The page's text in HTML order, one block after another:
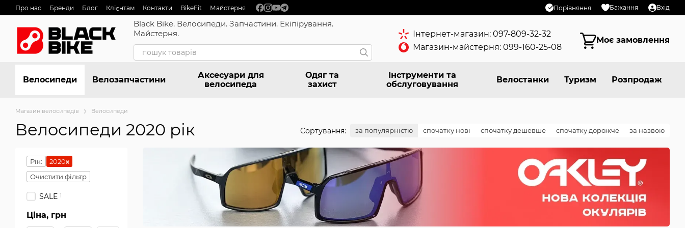
Перейти до основного контенту
Про нас Бренди Блог Клієнтам Контакти BikeFit Майстерня Порівняння Бажання Вхід
Black Bike. Велосипеди. Запчастини. Екіпірування.
Майстерня.
Інтернет-магазин: 097-809-32-32
Магазин-майстерня: 099-160-25-08
Моє замовлення
Велосипеди Велозапчастини
Аксесуари для
велосипеда
Одяг та
захист
Інструменти та
обслуговування
Велостанки Туризм Розпродаж
Магазин велосипедів Велосипеди
Велосипеди 2020 рік Сортування: за популярністю спочатку нові спочатку дешевше спочатку дорожче за назвою
Рік:
2020
Очистити фільтр
SALE 1
Ціна, грн